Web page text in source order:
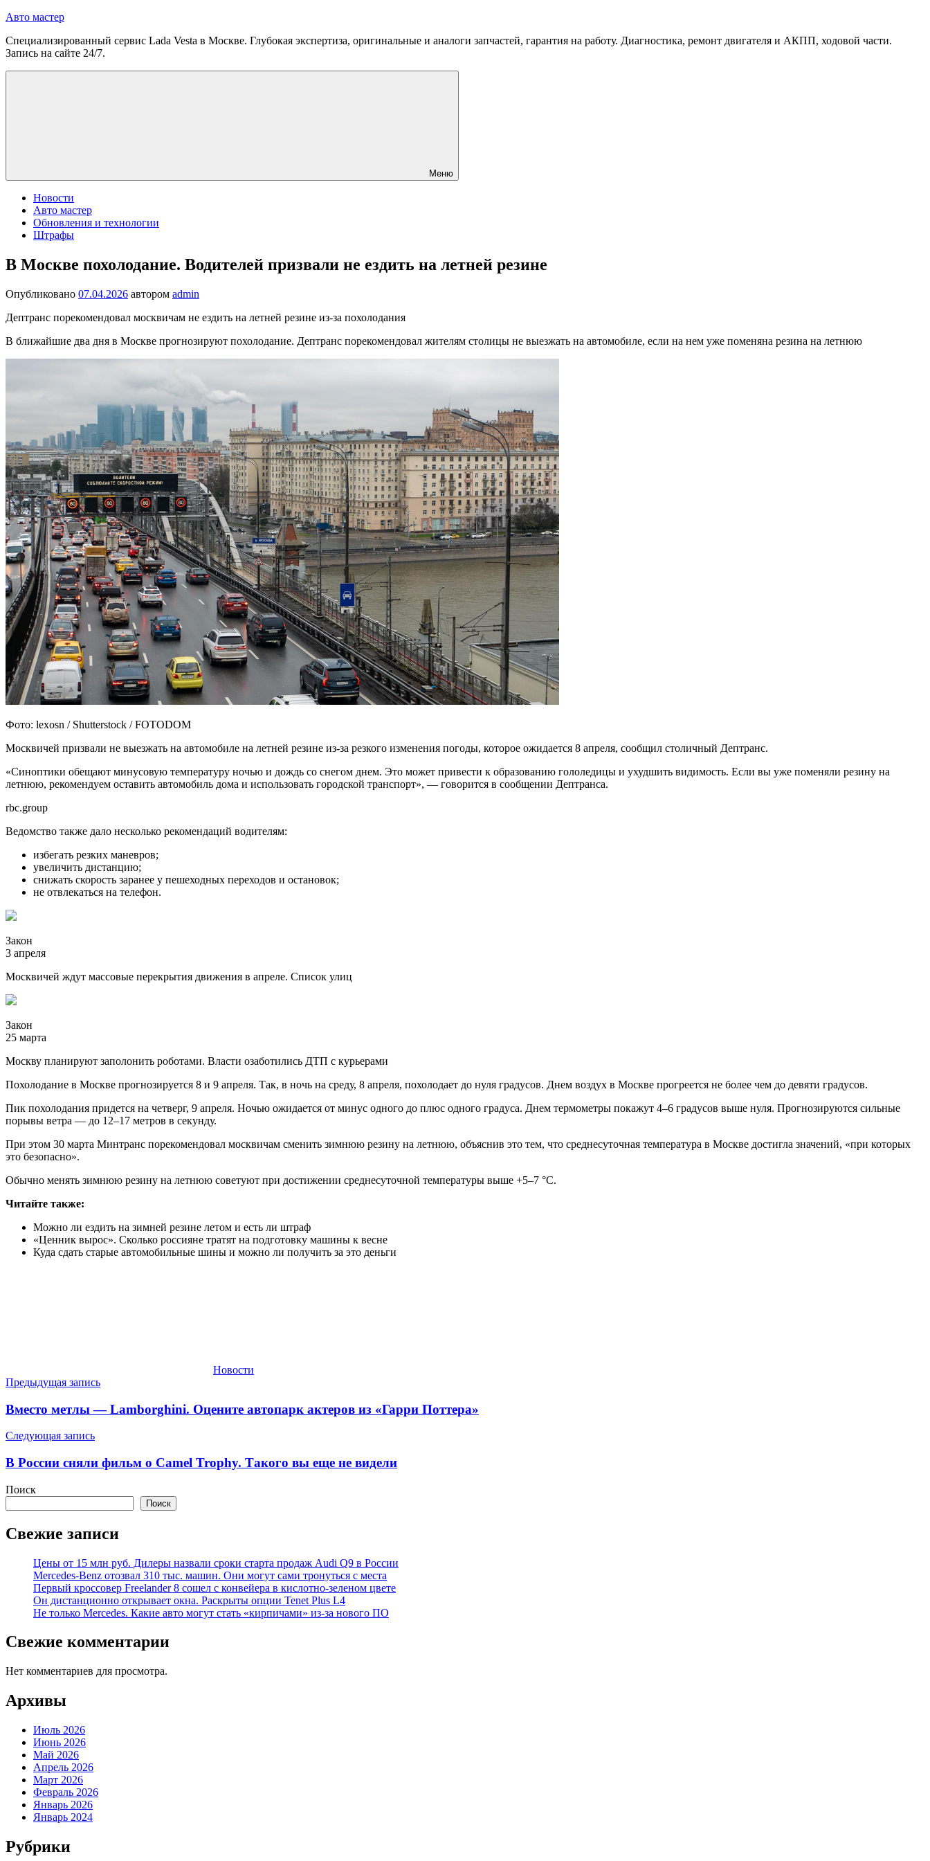
Перейти
содержимому
Авто мастер
Специализированный сервис Lada Vesta в Москве. Глубокая экспертиза, оригинальные и аналоги запчастей, гарантия на работу. Диагностика, ремонт двигателя и АКПП, ходовой части.
Запись на сайте 24/7.
Меню
Новости
Авто мастер
Обновления и технологии
Штрафы
В Москве похолодание. Водителей призвали не ездить на летней резине
Опубликовано 07.04.2026 автором admin
Дептранс порекомендовал москвичам не ездить на летней резине из-за похолодания
В ближайшие два дня в Москве прогнозируют похолодание. Дептранс порекомендовал жителям столицы не выезжать на автомобиле, если на нем уже поменяна резина на летнюю
Фото: lexosn / Shutterstock / FOTODOM
Москвичей призвали не выезжать на автомобиле на летней резине из-за резкого изменения погоды, которое ожидается 8 апреля, сообщил столичный Дептранс.
«Синоптики обещают минусовую температуру ночью и дождь со снегом днем. Это может привести к образованию гололедицы и ухудшить видимость. Если вы уже поменяли резину на
летнюю, рекомендуем оставить автомобиль дома и использовать городской транспорт», — говорится в сообщении Дептранса.
rbc.group
Ведомство также дало несколько рекомендаций водителям:
избегать резких маневров;
увеличить дистанцию;
снижать скорость заранее у пешеходных переходов и остановок;
не отвлекаться на телефон.
Закон
3 апреля
Москвичей ждут массовые перекрытия движения в апреле. Список улиц
Закон
25 марта
Москву планируют заполонить роботами. Власти озаботились ДТП с курьерами
Похолодание в Москве прогнозируется 8 и 9 апреля. Так, в ночь на среду, 8 апреля, похолодает до нуля градусов. Днем воздух в Москве прогреется не более чем до девяти градусов.
Пик похолодания придется на четверг, 9 апреля. Ночью ожидается от минус одного до плюс одного градуса. Днем термометры покажут 4–6 градусов выше нуля. Прогнозируются сильные
порывы ветра — до 12–17 метров в секунду.
При этом 30 марта Минтранс порекомендовал москвичам сменить зимнюю резину на летнюю, объяснив это тем, что среднесуточная температура в Москве достигла значений, «при которых
это безопасно».
Обычно менять зимнюю резину на летнюю советуют при достижении среднесуточной температуры выше +5–7 °С.
Читайте также:
Можно ли ездить на зимней резине летом и есть ли штраф
«Ценник вырос». Сколько россияне тратят на подготовку машины к весне
Куда сдать старые автомобильные шины и можно ли получить за это деньги
Новости
Навигация
по
Предыдущая запись
Вместо метлы — Lamborghini. Оцените автопарк актеров из «Гарри Поттера»
Следующая запись
В России сняли фильм о Camel Trophy. Такого вы еще не видели
Поиск
Поиск
Свежие записи
Цены от 15 млн руб. Дилеры назвали сроки старта продаж Audi Q9 в России
Mercedes-Benz отозвал 310 тыс. машин. Они могут сами тронуться с места
Первый кроссовер Freelander 8 сошел с конвейера в кислотно-зеленом цвете
Он дистанционно открывает окна. Раскрыты опции Tenet Plus L4
Не только Mercedes. Какие авто могут стать «кирпичами» из-за нового ПО
Свежие комментарии
Нет комментариев для просмотра.
Архивы
Июль 2026
Июнь 2026
Май 2026
Апрель 2026
Март 2026
Февраль 2026
Январь 2026
Январь 2024
Рубрики